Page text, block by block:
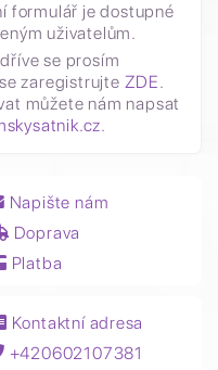
formulář je dostupné
uživatelům.
se prosím
zaregistrujte ZDE.
můžete nám napsat
.
Napište nám
Doprava
Platba
Kontaktní adresa
+420602107381